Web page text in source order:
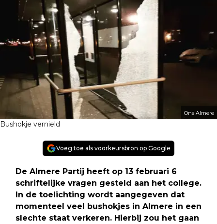
Ons Almere
Bushokje vernield
Voeg toe als voorkeursbron op Google
De Almere Partij heeft op 13 februari 6
schriftelijke vragen gesteld aan het college.
In de toelichting wordt aangegeven dat
momenteel veel bushokjes in Almere in een
slechte staat verkeren. Hierbij zou het gaan